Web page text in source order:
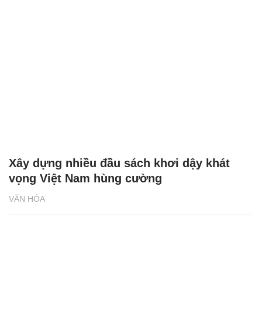
VĂN HÓA
Xây dựng nhiều đầu sách khơi dậy khát
vọng Việt Nam hùng cường